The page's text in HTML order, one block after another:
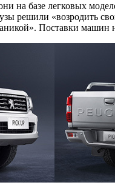
на базе легковых
решили «возродить
Поставки машин